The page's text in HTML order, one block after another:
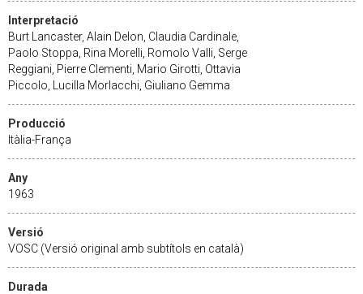
Interpretació
Burt Lancaster, Alain Delon, Claudia Cardinale,
Paolo Stoppa, Rina Morelli, Romolo Valli, Serge
Reggiani, Pierre Clementi, Mario Girotti, Ottavia
Piccolo, Lucilla Morlacchi, Giuliano Gemma
Producció
Itàlia-França
Any
1963
Versió
VOSC (Versió original amb subtítols en català)
Durada